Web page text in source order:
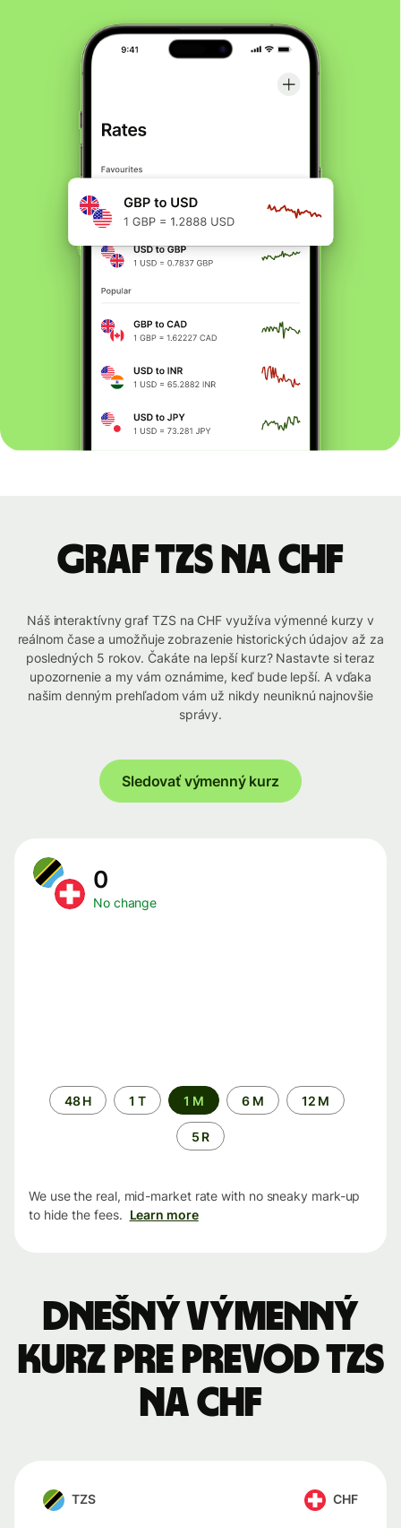
graf TZS na CHF
Náš interaktívny graf TZS na CHF využíva výmenné kurzy v
reálnom čase a umožňuje zobrazenie historických údajov až za
posledných 5 rokov. Čakáte na lepší kurz? Nastavte si teraz
upozornenie a my vám oznámime, keď bude lepší. A vďaka
našim denným prehľadom vám už nikdy neuniknú najnovšie
správy.
Sledovať výmenný kurz
0
No change
Time
period
48 H 1 T 1 M 6 M 12 M
5 R
We use the real, mid-market rate with no sneaky mark-up
to hide the fees. Learn more
Dnešný výmenný
kurz pre prevod TZS
na CHF
TZS CHF